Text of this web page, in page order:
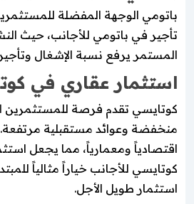
باتومي الوجهة المفضلة
تأجير في باتومي للأجانب، حيث
المستمر يرفع نسبة الإشغال
استثمار عقاري في
كوتايسي تقدم فرصة للمستثمرين
منخفضة وعوائد مستقبلية مرتفعة.
اقتصادياً ومعمارياً، مما يجعل
كوتايسي للأجانب خياراً مثالياً
استثمار طويل الأجل.